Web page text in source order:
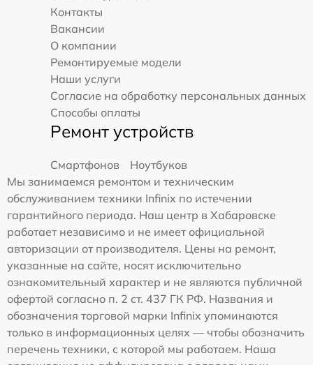
Контакты
Вакансии
О компании
Ремонтируемые модели
Наши услуги
Согласие на обработку персональных данных
Способы оплаты
Ремонт устройств
Смартфонов
Ноутбуков
Мы занимаемся ремонтом и техническим
обслуживанием техники Infinix по истечении
гарантийного периода. Наш центр в Хабаровске
работает независимо и не имеет официальной
авторизации от производителя. Цены на ремонт,
указанные на сайте, носят исключительно
ознакомительный характер и не являются публичной
офертой согласно п. 2 ст. 437 ГК РФ. Названия и
обозначения торговой марки Infinix упоминаются
только в информационных целях — чтобы обозначить
перечень техники, с которой мы работаем. Наша